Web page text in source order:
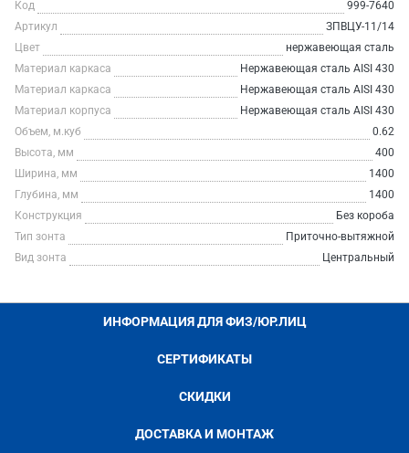
Код
999-7640
Артикул
ЗПВЦУ-11/14
Цвет
нержавеющая сталь
Материал каркаса
Нержавеющая сталь AISI 430
Материал каркаса
Нержавеющая сталь AISI 430
Материал корпуса
Нержавеющая сталь AISI 430
Объем, м.куб
0.62
Высота, мм
400
Ширина, мм
1400
Глубина, мм
1400
Конструкция
Без короба
Тип зонта
Приточно-вытяжной
Вид зонта
Центральный
ИНФОРМАЦИЯ ДЛЯ ФИЗ/ЮР.ЛИЦ
СЕРТИФИКАТЫ
СКИДКИ
ДОСТАВКА И МОНТАЖ